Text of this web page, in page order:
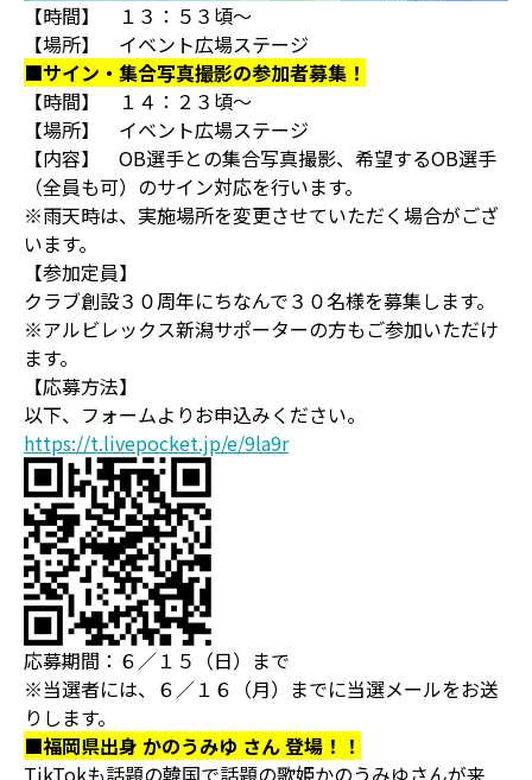
【時間】 １３：５３頃～
【場所】 イベント広場ステージ
■サイン・集合写真撮影の参加者募集！
【時間】 １４：２３頃～
【場所】 イベント広場ステージ
【内容】 OB選手との集合写真撮影、希望するOB選手
（全員も可）のサイン対応を行います。
※雨天時は、実施場所を変更させていただく場合がござ
います。
【参加定員】
クラブ創設３０周年にちなんで３０名様を募集します。
※アルビレックス新潟サポーターの方もご参加いただけ
ます。
【応募方法】
以下、フォームよりお申込みください。
https://t.livepocket.jp/e/9la9r
応募期間：６／１５（日）まで
※当選者には、６／１６（月）までに当選メールをお送
りします。
■福岡県出身 かのうみゆ さん 登場！！
TikTokも話題の韓国で話題の歌姫かのうみゆさんが来